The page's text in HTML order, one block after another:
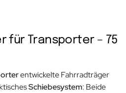
für Transporter – 75
entwickelte Fahrradträger
Schiebesystem: Beide